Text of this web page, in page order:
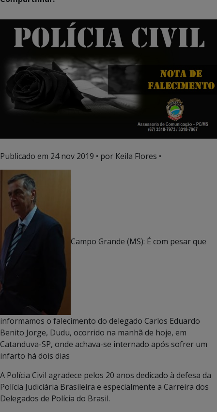
Publicado em 24 nov 2019 • por Keila Flores •
Campo Grande (MS): É com pesar que
informamos o falecimento do delegado Carlos Eduardo
Benito Jorge, Dudu, ocorrido na manhã de hoje, em
Catanduva-SP, onde achava-se internado após sofrer um
infarto há dois dias
A Polícia Civil agradece pelos 20 anos dedicado à defesa da
Polícia Judiciária Brasileira e especialmente a Carreira dos
Delegados de Polícia do Brasil.